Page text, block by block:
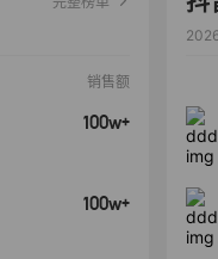
销售额
100w+
100w+